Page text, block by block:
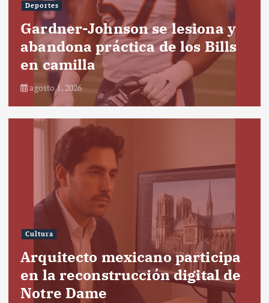
Deportes
Gardner-Johnson se lesiona y
abandona práctica de los Bills
en camilla
agosto 1, 2026
Cultura
Arquitecto mexicano participa
en la reconstrucción digital de
Notre Dame